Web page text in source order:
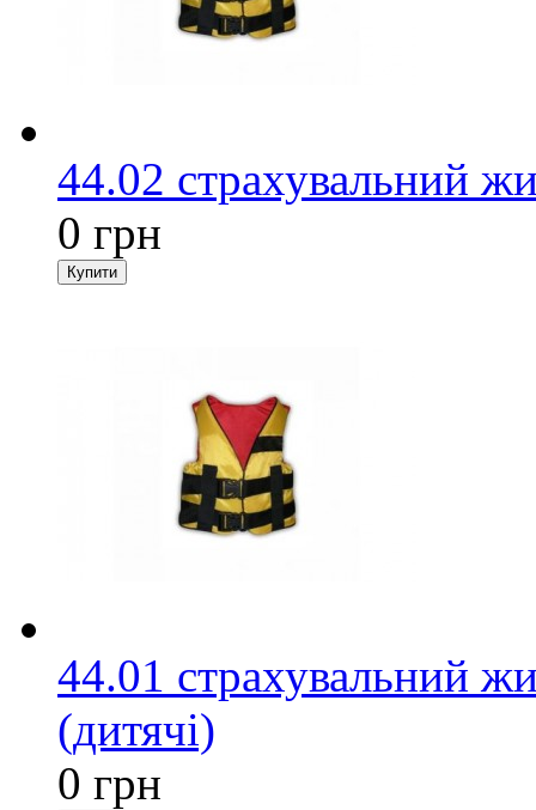
44.02 страхувальний
0 грн
44.01 страхувальний
(дитячі)
0 грн